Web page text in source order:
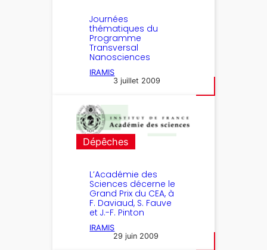
Journées
thématiques du
Programme
Transversal
Nanosciences
IRAMIS
3 juillet 2009
Dépêches
L’Académie des
Sciences décerne le
Grand Prix du CEA, à
F. Daviaud, S. Fauve
et J.-F. Pinton
IRAMIS
29 juin 2009